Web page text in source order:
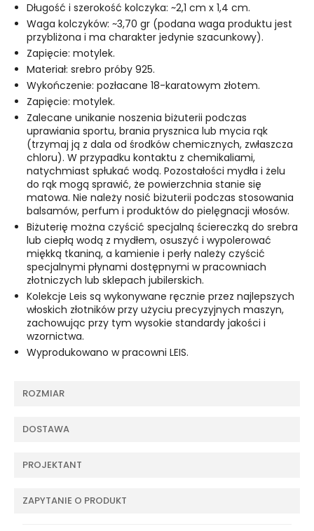
Długość i szerokość kolczyka: ~2,1 cm x 1,4 cm.
Waga kolczyków: ~3,70 gr (podana waga produktu jest
przybliżona i ma charakter jedynie szacunkowy).
Zapięcie: motylek.
Materiał: srebro próby 925.
Wykończenie: pozłacane 18-karatowym złotem.
Zapięcie: motylek.
Zalecane unikanie noszenia biżuterii podczas
uprawiania sportu, brania prysznica lub mycia rąk
(trzymaj ją z dala od środków chemicznych, zwłaszcza
chloru). W przypadku kontaktu z chemikaliami,
natychmiast spłukać wodą. Pozostałości mydła i żelu
do rąk mogą sprawić, że powierzchnia stanie się
matowa. Nie należy nosić biżuterii podczas stosowania
balsamów, perfum i produktów do pielęgnacji włosów.
Biżuterię można czyścić specjalną ściereczką do srebra
lub ciepłą wodą z mydłem, osuszyć i wypolerować
miękką tkaniną, a kamienie i perły należy czyścić
specjalnymi płynami dostępnymi w pracowniach
złotniczych lub sklepach jubilerskich.
Kolekcje Leis są wykonywane ręcznie przez najlepszych
włoskich złotników przy użyciu precyzyjnych maszyn,
zachowując przy tym wysokie standardy jakości i
wzornictwa.
Wyprodukowano w pracowni LEIS.
ROZMIAR
DOSTAWA
PROJEKTANT
ZAPYTANIE O PRODUKT